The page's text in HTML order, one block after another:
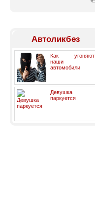
Автоликбез
Как угоняют
наши
автомобили
Девушка
паркуется